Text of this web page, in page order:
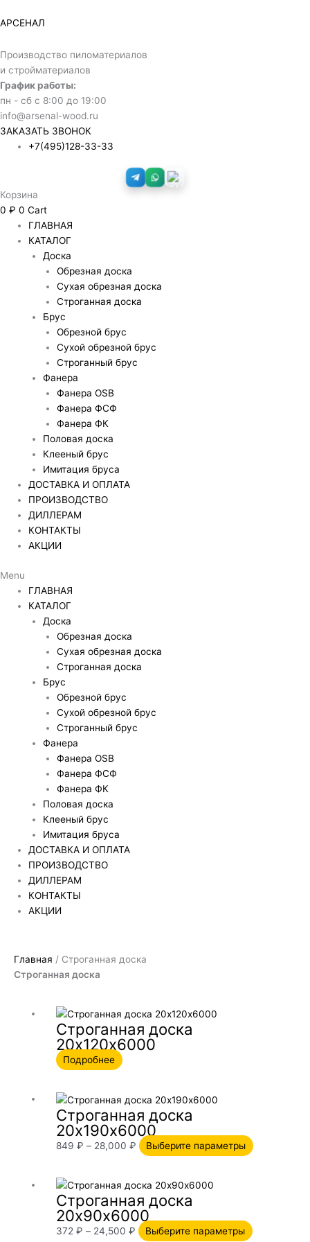
к
АРСЕНАЛ
Производство пиломатериалов
и стройматериалов
График работы:
пн - сб с 8:00 до 19:00
info@arsenal-wood.ru
ЗАКАЗАТЬ ЗВОНОК
+7(495)128-33-33
Корзина
0 ₽ 0 Cart
ГЛАВНАЯ
КАТАЛОГ
Доска
Обрезная доска
Сухая обрезная доска
Строганная доска
Брус
Обрезной брус
Сухой обрезной брус
Строганный брус
Фанера
Фанера OSB
Фанера ФСФ
Фанера ФК
Половая доска
Клееный брус
Имитация бруса
ДОСТАВКА И ОПЛАТА
ПРОИЗВОДСТВО
ДИЛЛЕРАМ
КОНТАКТЫ
АКЦИИ
Menu
ГЛАВНАЯ
КАТАЛОГ
Доска
Обрезная доска
Сухая обрезная доска
Строганная доска
Брус
Обрезной брус
Сухой обрезной брус
Строганный брус
Фанера
Фанера OSB
Фанера ФСФ
Фанера ФК
Половая доска
Клееный брус
Имитация бруса
ДОСТАВКА И ОПЛАТА
ПРОИЗВОДСТВО
ДИЛЛЕРАМ
КОНТАКТЫ
АКЦИИ
Главная / Строганная доска
Строганная доска
Строганная доска
20х120х6000
Подробнее
Строганная доска
20х190х6000
849₽ – 28,000₽
Диапазон
цен:
849 ₽
–
28,000 ₽
Выберите параметры несколько
странице
Строганная доска
20х90х6000
372₽ – 24,500₽
Диапазон
цен:
372 ₽
– Выберите параметры несколько